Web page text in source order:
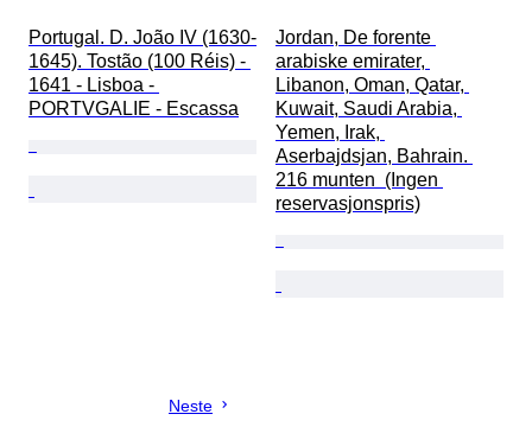
Portugal. D. João IV (1630-
1645). Tostão (100 Réis) -
1641 - Lisboa -
PORTVGALIE - Escassa
Jordan, De forente
arabiske emirater,
Libanon, Oman, Qatar,
Kuwait, Saudi Arabia,
Yemen, Irak,
Aserbajdsjan, Bahrain.
216 munten  (Ingen
reservasjonspris)
Neste